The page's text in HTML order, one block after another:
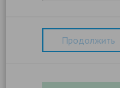
Продолжить